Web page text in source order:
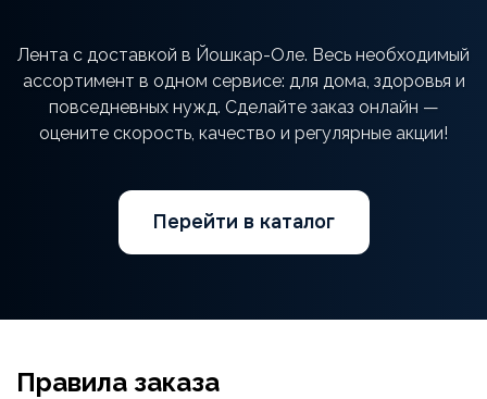
Лента с доставкой в Йошкар-Оле. Весь необходимый
ассортимент в одном сервисе: для дома, здоровья и
повседневных нужд. Сделайте заказ онлайн —
оцените скорость, качество и регулярные акции!
Перейти в каталог
Правила заказа